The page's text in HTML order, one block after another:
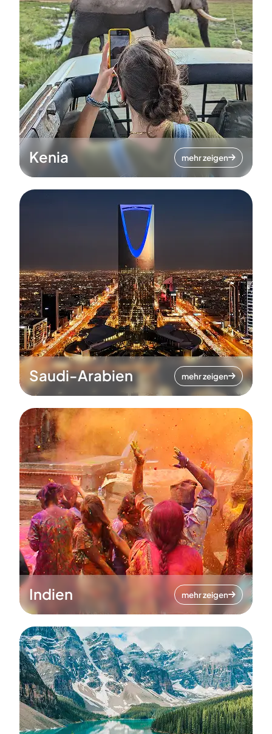
Kenia mehr zeigen
Saudi-Arabien mehr zeigen
Indien mehr zeigen